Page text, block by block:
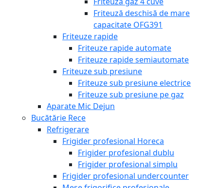
Friteuză deschisă de mare
capacitate OFG391
Friteuze rapide
Friteuze rapide automate
Friteuze rapide semiautomate
Friteuze sub presiune
Friteuze sub presiune electrice
Friteuze sub presiune pe gaz
Aparate Mic Dejun
Bucătărie Rece
Refrigerare
Frigider profesional Horeca
Frigider profesional dublu
Frigider profesional simplu
Frigider profesional undercounter